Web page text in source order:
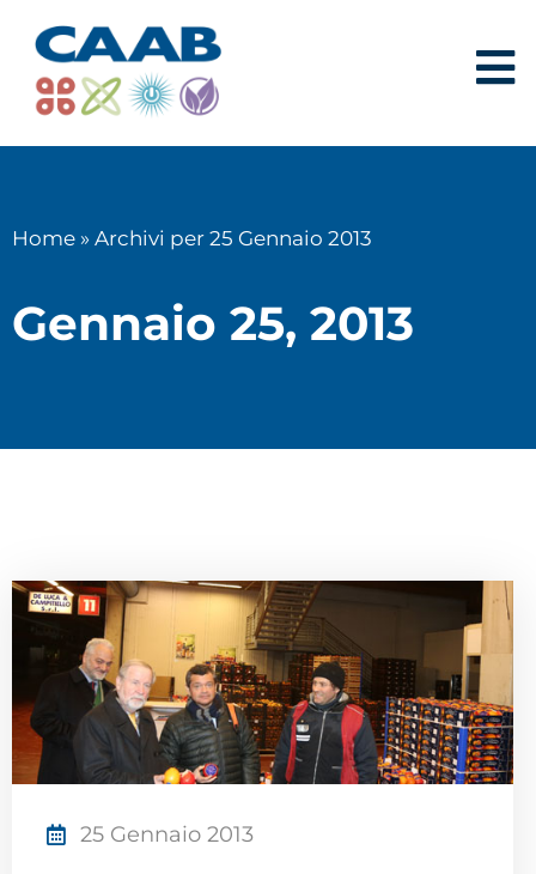
Home » Archivi per 25 Gennaio 2013
Gennaio 25, 2013
25 Gennaio 2013